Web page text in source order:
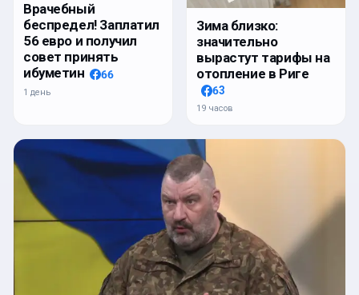
Врачебный
беспредел! Заплатил
56 евро и получил
совет принять
ибуметин
66
1 день
Зима близко:
значительно
вырастут тарифы на
отопление в Риге
63
19 часов